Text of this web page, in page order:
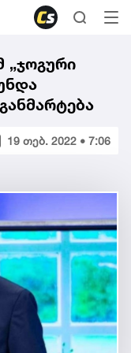
„ჯოგური
19 თებ. 2022 • 7:06